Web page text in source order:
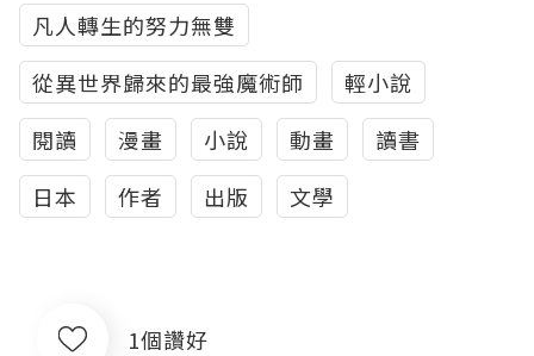
凡人轉生的努力無雙
從異世界歸來的最強魔術師
輕小說
閱讀
漫畫 小說 動畫
讀書
日本
作者 出版 文學
1個讚好